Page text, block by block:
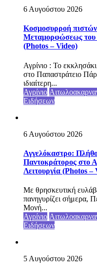
6 Αυγούστου 2026
Κοσμοσυρροή
Μεταμορφώσεως του
(Photos – Video)
Αγρίνιο : Το
στο Παπαστράτειο
ιδιαίτερη...
Αγρίνιο
Ειδήσεων
6 Αυγούστου 2026
Αγγελόκαστρο:
Παντοκράτορος στο
Λειτουργία (Photos –
Με θρησκευτική
πανηγυρίζει σήμερα,
Μονή...
Αγρίνιο
Ειδήσεων
5 Αυγούστου 2026